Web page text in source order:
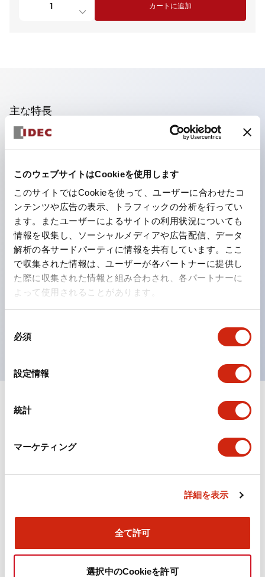
このウェブサイトはCookieを使用します
このサイトではCookieを使って、ユーザーに合わせたコ
ンテンツや広告の表示、トラフィックの分析を行ってい
ます。またユーザーによるサイトの利用状況についても
情報を収集し、ソーシャルメディアや広告配信、データ
解析の各サードパーティに情報を共有しています。ここ
で収集された情報は、ユーザーが各パートナーに提供し
た際に収集された情報と組み合わされ、各パートナーに
よって使用されることがあります。
必須
設定情報
統計
マーケティング
詳細を表示
全て許可
選択中のCookieを許可
カートに追加
主な特長
照光ユニットの低電圧タイプ(6～24Vタイプ)は2026
フィンガープロテクション構造、ねじアップ端子構造、
保護構造IP20に対応したHW-U形コンタクトブロック
を搭載。
高電圧タイプのLED球が搭載可能になり、ダイレクト
タイプの定格使用電圧が最大240Vまで対応可能になり
ました。
ひとつで6色の役をこなすLED球（LSRD球）。これま
UL、CSA、TÜV、CCC認証品。
ドキュメントとファイル
年6月版）（日本語）
4.92MB